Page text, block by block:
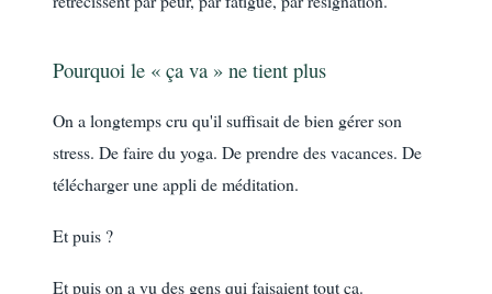
Pourquoi le « ça va » ne tient plus
On a longtemps cru qu'il suffisait de bien gérer son
stress. De faire du yoga. De prendre des vacances. De
télécharger une appli de méditation.
Et puis ?
Et puis on a vu des gens qui faisaient tout ça.